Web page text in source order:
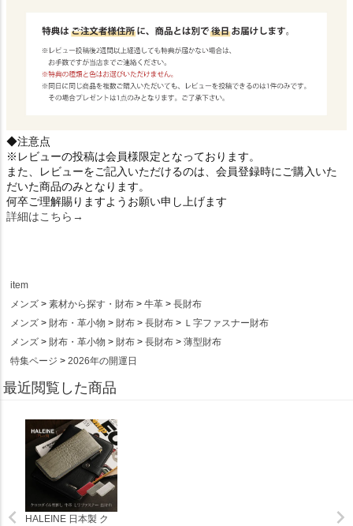
◆注意点
※レビューの投稿は会員様限定となっております。
また、レビューをご記入いただけるのは、会員登録時にご購入いた
だいた商品のみとなります。
何卒ご理解賜りますようお願い申し上げます
詳細はこちら→
item
メンズ
素材から探す・財布 牛革
長財布
メンズ
財布・革小物 財布 長財布
Ｌ字ファスナー財布
メンズ
財布・革小物 財布 長財布
薄型財布
特集ページ
2026年の開運日
最近閲覧した商品
HALEINE 日本製 ク